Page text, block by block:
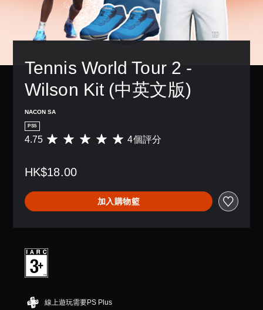
Tennis World Tour 2 -
Wilson Kit (中英文版)
NACON SA
PS5
平
分
4
.
（
滿
分
顆
4.75 4個評分
HK$18.00
加入購物籃
線上遊玩需要PS Plus